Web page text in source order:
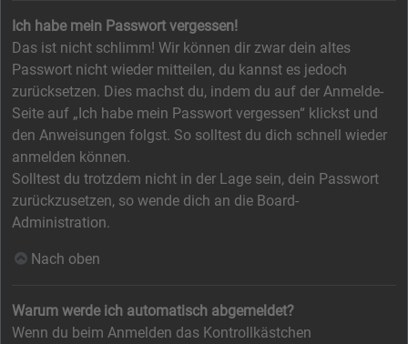
Ich habe mein Passwort vergessen!
Das ist nicht schlimm! Wir können dir zwar dein altes
Passwort nicht wieder mitteilen, du kannst es jedoch
zurücksetzen. Dies machst du, indem du auf der Anmelde-
Seite auf „Ich habe mein Passwort vergessen“ klickst und
den Anweisungen folgst. So solltest du dich schnell wieder
anmelden können.
Solltest du trotzdem nicht in der Lage sein, dein Passwort
zurückzusetzen, so wende dich an die Board-
Administration.
Nach oben
Warum werde ich automatisch abgemeldet?
Wenn du beim Anmelden das Kontrollkästchen